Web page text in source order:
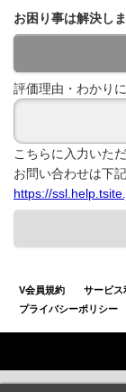
お困り事は解決し
評価理由・わかり
こちらに入力いた
お問い合わせは下
https://
V会員規約 サービス
プライバシーポリシー